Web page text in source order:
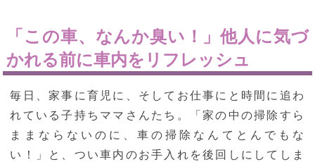
「この車、なんか臭い！」他人に気づ
かれる前に車内をリフレッシュ
毎日、家事に育児に、そしてお仕事にと時間に追わ
れている子持ちママさんたち。「家の中の掃除すら
ままならないのに、車の掃除なんてとんでもな
い！」と、つい車内のお手入れを後回しにしてしま